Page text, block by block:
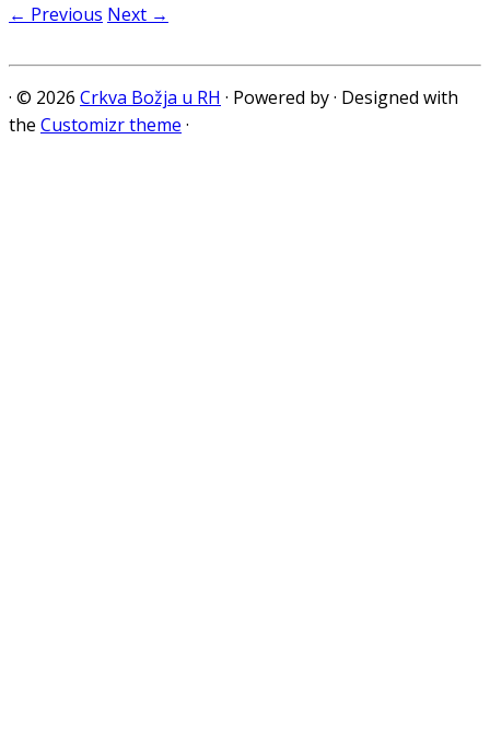
← Previous Next →
· © 2026 Crkva Božja u RH · Powered by· Designed with
the Customizr theme ·